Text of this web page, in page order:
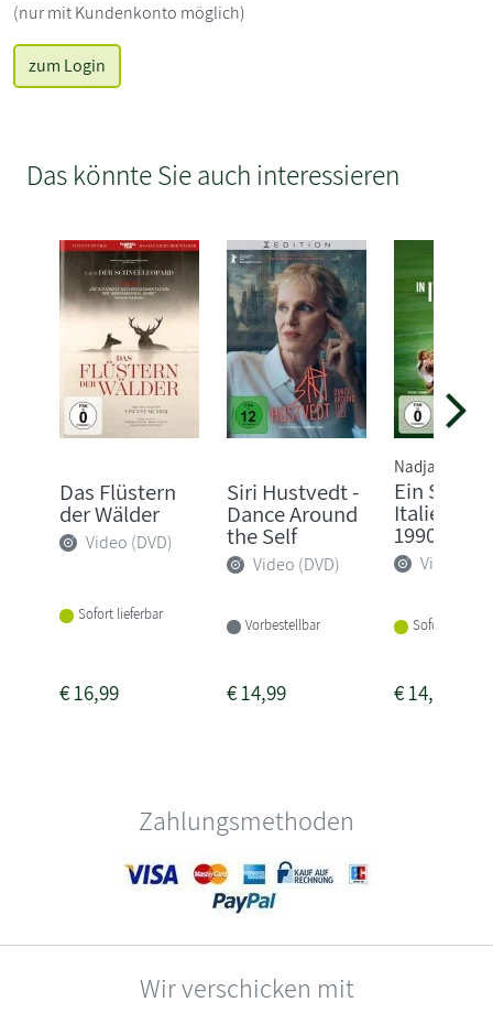
(nur mit Kundenkonto möglich)
zum Login
Das könnte Sie auch interessieren
Das Flüstern
der Wälder
Video (DVD)
Sofort lieferbar
€16,99
Siri Hustvedt -
Dance Around
the Self
Video (DVD)
Vorbestellbar
€14,99
Nadja Kölling
Ein
Italien -
1990
Video
Sofort
€14,99
Zahlungsmethoden
Wir verschicken mit